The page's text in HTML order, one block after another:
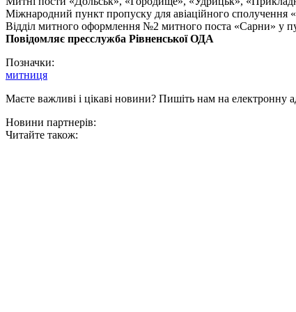
Міжнародний пункт пропуску для авіаційного сполучення
Відділ митного оформлення №2 митного поста «Сарни» у
Повідомляє пресслужба Рівненської ОДА
Позначки:
митниця
Маєте важливі і цікаві новини? Пишіть нам на електронну
Новини партнерів:
Читайте також: